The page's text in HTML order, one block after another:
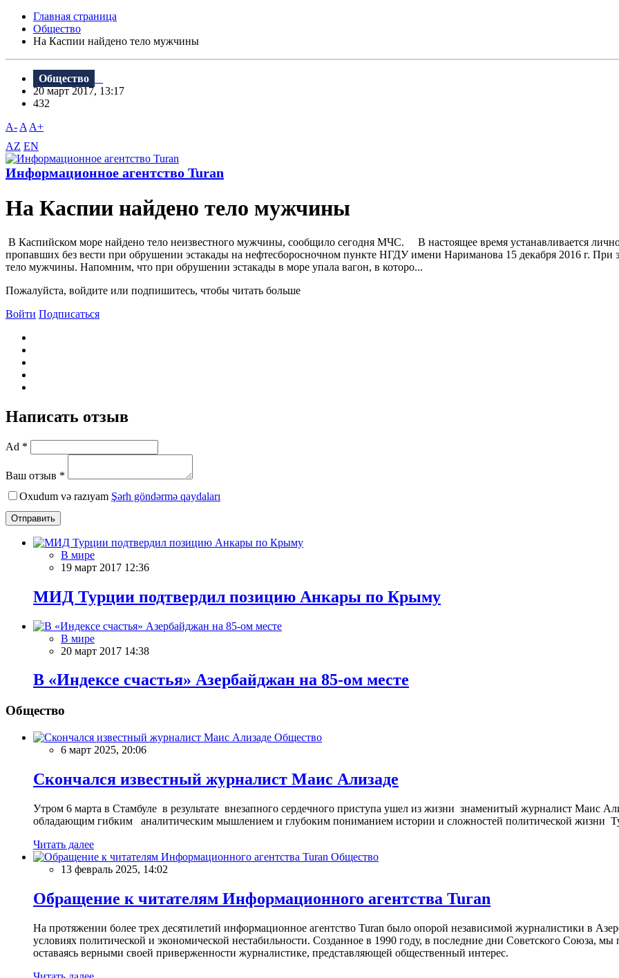
Главная страница
Общество
На Каспии найдено тело мужчины
Общество
20 март 2017, 13:17
432
A- A A+
AZ EN
Информационное агентство Turan
На Каспии найдено тело мужчины
В Каспийском море найдено тело неизвестного мужчины, сообщило сегодня МЧС. В настоящее время устанавливается
пропавших без вести при обрушении эстакады на нефтесборосночном пункте НГДУ имени Нариманова 15 декабря 2016 г. При
тело мужчины. Напомним, что при обрушении эстакады в море упала вагон, в которо...
Пожалуйста, войдите или подпишитесь, чтобы читать больше
Войти Подписаться
Написать отзыв
Ad *
Ваш отзыв *
Oxudum və razıyam Şərh göndərmə qaydaları
Отправить
В мире
19 март 2017 12:36
МИД Турции подтвердил позицию Анкары по Крыму
В мире
20 март 2017 14:38
В «Индексе счастья» Азербайджан на 85-ом месте
Общество
Общество
6 март 2025, 20:06
Скончался известный журналист Маис Ализаде
Утром 6 марта в Стамбуле в результате внезапного сердечного приступа ушел из жизни знаменитый журналист Маис
обладающим гибким аналитическим мышлением и глубоким пониманием истории и сложностей политической жизни
Читать далее
Общество
13 февраль 2025, 14:02
Обращение к читателям Информационного агентства Turan
На протяжении более трех десятилетий информационное агентство Turan было опорой независимой журналистики в
условиях политической и экономической нестабильности. Созданное в 1990 году, в последние дни Советского Союза,
оставаясь верными своей приверженности журналистике, представляющей общественный интерес.